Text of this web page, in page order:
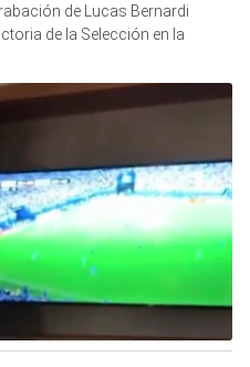
de Lucas Bernardi
de la Selección en la